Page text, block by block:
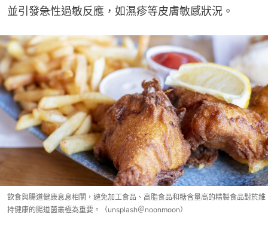
並引發急性過敏反應，如濕疹等皮膚敏感狀況。
飲食與腸道健康息息相關，避免加工食品、高脂食品和糖含量高的精製食品對於維
持健康的腸道菌叢極為重要。（unsplash＠noonmoon）